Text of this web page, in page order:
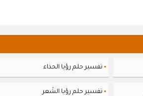
▪ تفسير حلم رؤيا الحذاء
▪ تفسير حلم رؤيا الشَعر